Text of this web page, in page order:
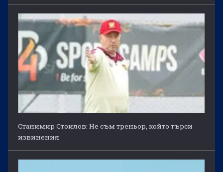
Станимир Стоилов: Не съм треньор, който търси
извинения